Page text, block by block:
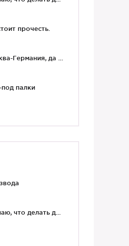
прочесть.
палки